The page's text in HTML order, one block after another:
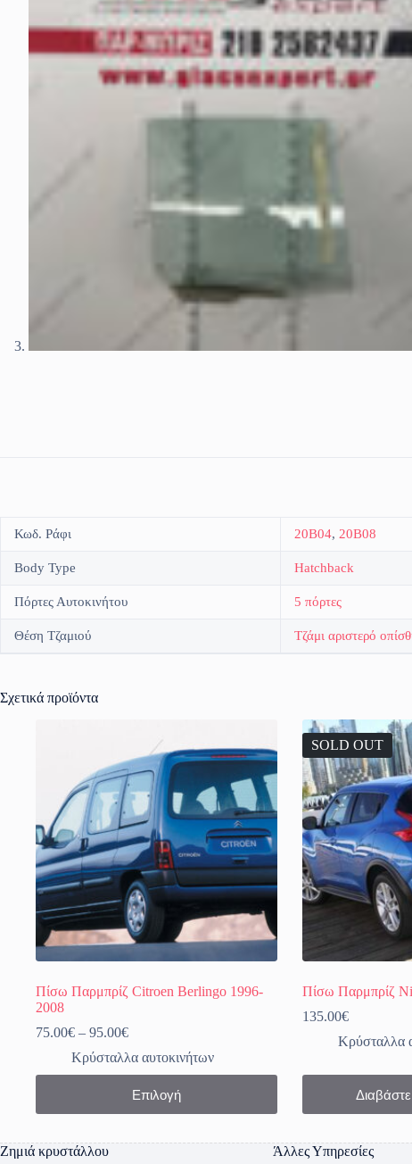
Κωδ. Ράφι 20B04, 20B08
Body Type Hatchback
Πόρτες Αυτοκινήτου 5 πόρτες
Θέση Τζαμιού Τζάμι αριστερό
Σχετικά προϊόντα
Πίσω Παρμπρίζ Citroen Berlingo 1996-
2008
75.00€ – 95.00€Price
75.00€
through
95.00€
Κρύσταλλα αυτοκινήτων
Επιλογή
Αυτό
προϊόν
πολλαπλές
SOLD OUT
Πίσω Παρμπρίζ
135.00€
Κρύσταλλα
Ζημιά κρυστάλλου Άλλες Υπηρεσίες